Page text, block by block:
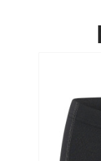
Navigeren
Druk om
Druk op om